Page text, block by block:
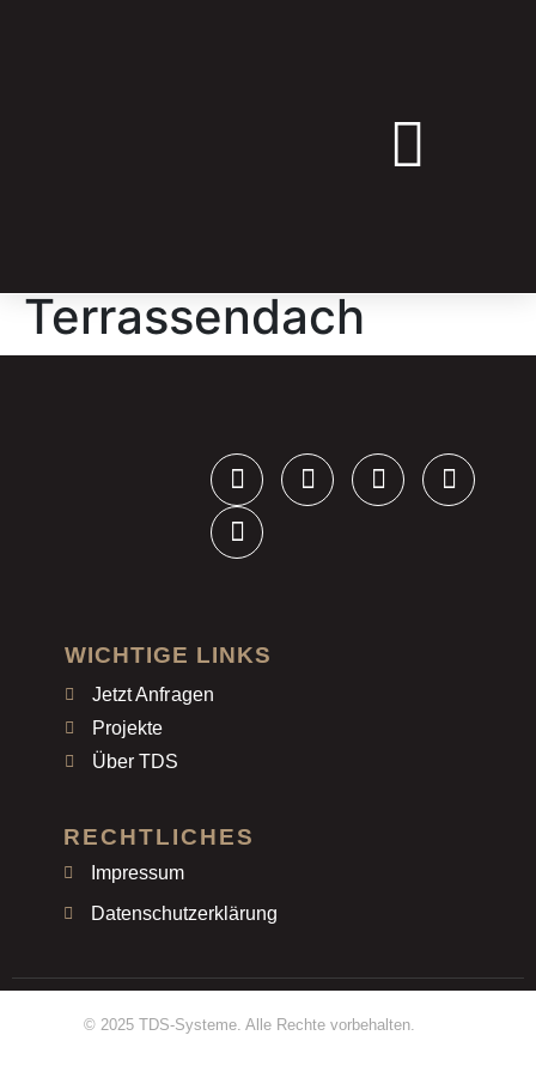
Terrassendach
WICHTIGE LINKS
Jetzt Anfragen
Projekte
Über TDS
RECHTLICHES
Impressum
Datenschutzerklärung
© 2025 TDS-Systeme. Alle Rechte vorbehalten.